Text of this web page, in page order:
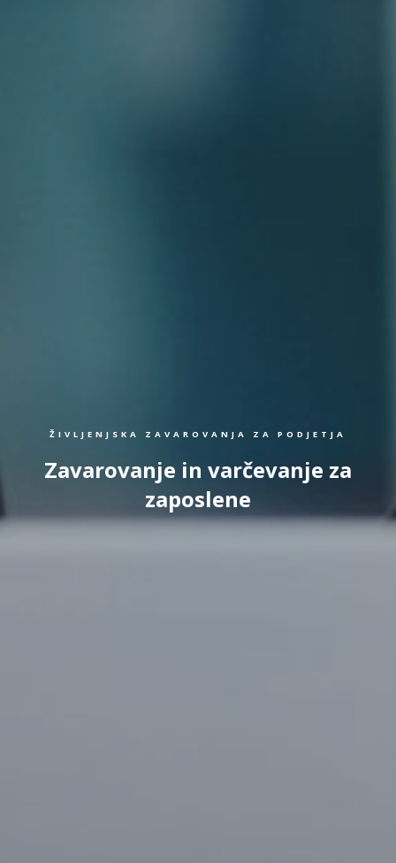
ŽIVLJENJSKA ZAVAROVANJA ZA PODJETJA
Zavarovanje in varčevanje za
zaposlene